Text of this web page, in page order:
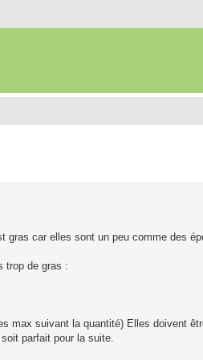
gras car elles sont un peu comme des
trop de gras :
max suivant la quantité) Elles doivent
parfait pour la suite.